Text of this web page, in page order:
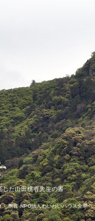
した山田桃香先生の書
制作 NPO法人わいわいハウス金華